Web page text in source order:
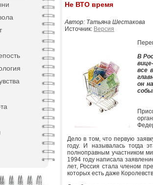
Не ВТО время
Автор: Татьяна Шестакова
Источник: Версия
В
все
он
Дело в том, что первую
году. И называлась тогда
полноправным участником
1994 году написала
лет, Россия стала членом
которых есть даже